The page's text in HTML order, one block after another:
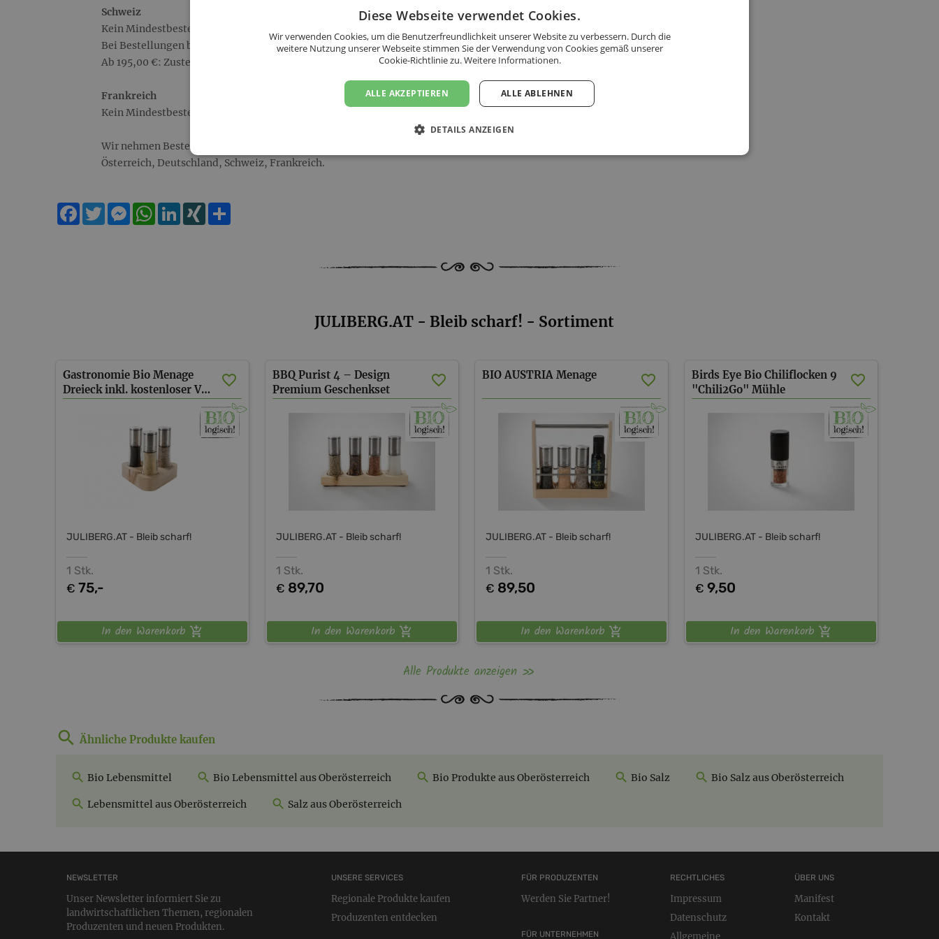
Schweiz
Kein Mindestbestellwert!
Bei Bestellungen bis 194,99 €: 24,50 € Versandkosten.
Ab 195,00 €: Zustellung gratis!
Frankreich
Kein Mindestbestellwert! Kosten für Versand: 20,00 €.
Wir nehmen Bestellungen ausschließlich aus folgenden Ländern an:
Österreich, Deutschland, Schweiz, Frankreich.
Facebook
TwitterMessengerWhatsApp
LinkedInXING
JULIBERG.AT - Bleib scharf! - Sortiment
Gastronomie Bio Menage
Dreieck inkl. kostenloser Versand AT
JULIBERG.AT - Bleib scharf!
1 Stk.
€ 75,-
In den Warenkorb
BBQ Purist 4 – Design
Premium Geschenkset
JULIBERG.AT - Bleib scharf!
1 Stk.
€ 89,70
In den Warenkorb
BIO AUSTRIA Menage
JULIBERG.AT - Bleib scharf!
1 Stk.
€ 89,50
In den Warenkorb
Birds Eye Bio Chiliflocken 9
"Chili2Go" Mühle
JULIBERG.AT - Bleib scharf!
1 Stk.
€ 9,50
In den Warenkorb
Alle Produkte anzeigen
Ähnliche Produkte kaufen
Bio Lebensmittel Bio Lebensmittel aus Oberösterreich Bio Produkte aus Oberösterreich Bio Salz Bio Salz aus Oberösterreich
Lebensmittel aus Oberösterreich Salz aus Oberösterreich
NEWSLETTER
Unser Newsletter informiert Sie zu
landwirtschaftlichen Themen, regionalen
Produzenten und neuen Produkten.
UNSERE SERVICES
Regionale Produkte kaufen
Produzenten entdecken
FÜR PRODUZENTEN
Werden Sie Partner!
FÜR UNTERNEHMEN
RECHTLICHES
Impressum
Datenschutz
Allgemeine
ÜBER UNS
Manifest
Kontakt
Diese Webseite verwendet Cookies.
Wir verwenden Cookies, um die Benutzerfreundlichkeit unserer Website zu verbessern. Durch die
weitere Nutzung unserer Webseite stimmen Sie der Verwendung von Cookies gemäß unserer
Cookie-Richtlinie zu.Weitere Informationen.
ALLE AKZEPTIEREN ALLE ABLEHNEN
DETAILS ANZEIGEN